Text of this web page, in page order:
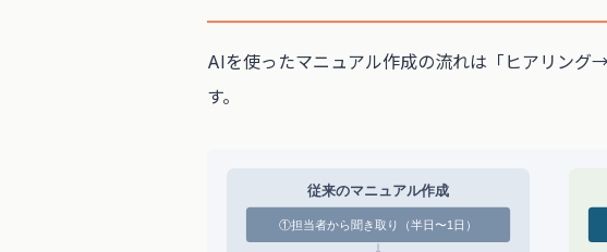
AIを使ったマニュアル作成の流れは「ヒアリン
す。
従来のマニュアル作成
①担当者から聞き取り（半日〜1日）
↓